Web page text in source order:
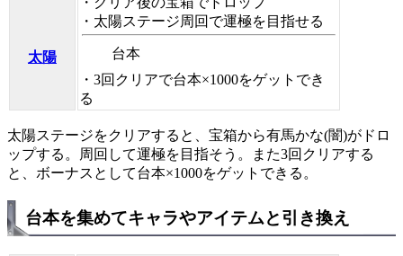
太陽
・太陽ステージ周回で運極を目指せる
台本
・3回クリアで台本×1000をゲットでき
る
太陽ステージをクリアすると、宝箱から有馬かな(闇)がドロ
ップする。周回して運極を目指そう。また3回クリアする
と、ボーナスとして台本×1000をゲットできる。
台本を集めてキャラやアイテムと引き換え